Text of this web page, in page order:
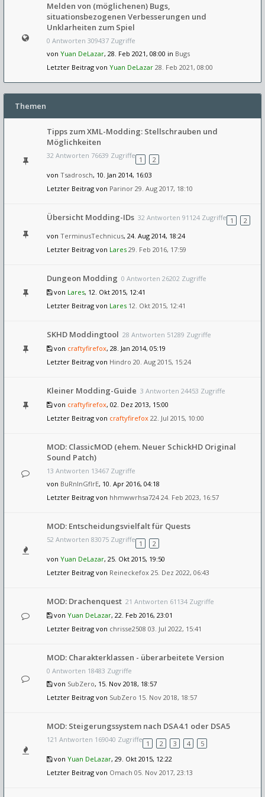
Melden von (möglichenen) Bugs,
situationsbezogenen Verbesserungen und
Unklarheiten zum Spiel
0 Antworten 309437 Zugriffe
von Yuan DeLazar, 28. Feb 2021, 08:00 in Bugs
Letzter Beitrag von Yuan DeLazar 28. Feb 2021, 08:00
Themen
Tipps zum XML-Modding: Stellschrauben und
Möglichkeiten
32 Antworten 76639 Zugriffe 1
2
von Tsadrosch, 10. Jan 2014, 16:03
Letzter Beitrag von Parinor 29. Aug 2017, 18:10
Übersicht Modding-IDs 32 Antworten 91124 Zugriffe 1
2
von TerminusTechnicus, 24. Aug 2014, 18:24
Letzter Beitrag von Lares 29. Feb 2016, 17:59
Dungeon Modding 0 Antworten 26202 Zugriffe
von Lares, 12. Okt 2015, 12:41
Letzter Beitrag von Lares 12. Okt 2015, 12:41
SKHD Moddingtool 28 Antworten 51289 Zugriffe
von craftyfirefox, 28. Jan 2014, 05:19
Letzter Beitrag von Hindro 20. Aug 2015, 15:24
Kleiner Modding-Guide 3 Antworten 24453 Zugriffe
von craftyfirefox, 02. Dez 2013, 15:00
Letzter Beitrag von craftyfirefox 22. Jul 2015, 10:00
MOD: ClassicMOD (ehem. Neuer SchickHD Original
Sound Patch)
13 Antworten 13467 Zugriffe
von BuRnInGfIrE, 10. Apr 2016, 04:18
Letzter Beitrag von hhmwwrhsa724 24. Feb 2023, 16:57
MOD: Entscheidungsvielfalt für Quests
52 Antworten 83075 Zugriffe 1
2
von Yuan DeLazar, 25. Okt 2015, 19:50
Letzter Beitrag von Reineckefox 25. Dez 2022, 06:43
MOD: Drachenquest 21 Antworten 61134 Zugriffe
von Yuan DeLazar, 22. Feb 2016, 23:01
Letzter Beitrag von chrisse2508 03. Jul 2022, 15:41
MOD: Charakterklassen - überarbeitete Version
0 Antworten 18483 Zugriffe
von SubZero, 15. Nov 2018, 18:57
Letzter Beitrag von SubZero 15. Nov 2018, 18:57
MOD: Steigerungssystem nach DSA4.1 oder DSA5
121 Antworten 169040 Zugriffe 1 2 3 4
5
von Yuan DeLazar, 29. Okt 2015, 12:22
Letzter Beitrag von Omach 05. Nov 2017, 23:13